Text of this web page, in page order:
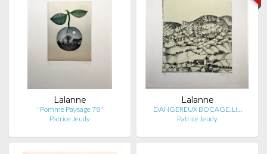
Lalanne
"Pomme Paysage 78"
Patrice Jeudy
Lalanne
DANGEREUX BOCAGE. Li…
Patrice Jeudy